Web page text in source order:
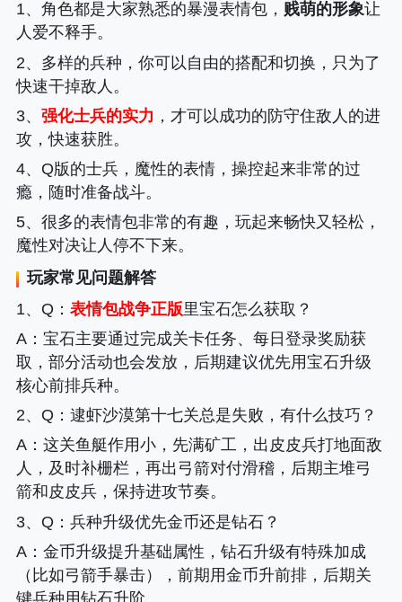
1、角色都是大家熟悉的暴漫表情包， 贱萌的形象让
人爱不释手。
2、多样的兵种，你可以自由的搭配和切换，只为了
快速干掉敌人。
3、 强化士兵的实力 ，才可以成功的防守住敌人的进
攻，快速获胜。
4、Q版的士兵，魔性的表情，操控起来非常的过
瘾，随时准备战斗。
5、很多的表情包非常的有趣，玩起来畅快又轻松，
魔性对决让人停不下来。
玩家常见问题解答
1、 Q ： 表情包战争正版里宝石怎么获取？
A：宝石主要通过完成关卡任务、每日登录奖励获
取，部分活动也会发放，后期建议优先用宝石升级
核心前排兵种。
2、 Q ：逮虾沙漠第十七关总是失败，有什么技巧？
A：这关鱼艇作用小，先满矿工，出皮皮兵打地面敌
人，及时补栅栏，再出弓箭对付滑稽，后期主堆弓
箭和皮皮兵，保持进攻节奏。
3、 Q ：兵种升级优先金币还是钻石？
A：金币升级提升基础属性，钻石升级有特殊加成
（比如弓箭手暴击），前期用金币升前排，后期关
键兵种用钻石升阶。